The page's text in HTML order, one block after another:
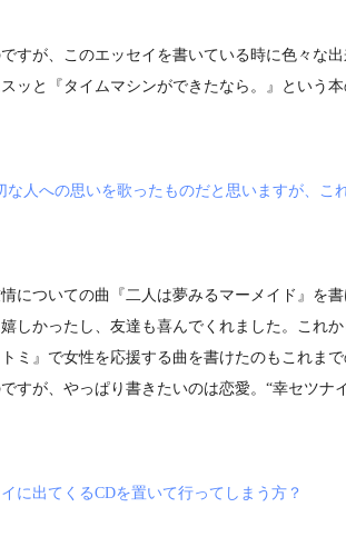
すが、このエッセイを書いている時に色々な
ッと『タイムマシンができたなら。』という
人への思いを歌ったものだと思いますが、こ
についての曲『二人は夢みるマーメイド』を
しかったし、友達も喜んでくれました。これ
ミ』で女性を応援する曲を書けたのもこれま
すが、やっぱり書きたいのは恋愛。“幸セツナ
出てくるCDを置いて行ってしまう方？